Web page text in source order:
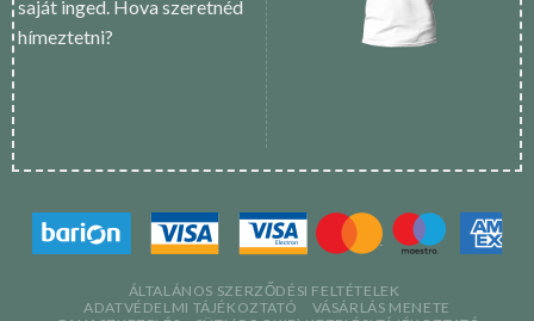
saját inged. Hova szeretnéd
hímeztetni?
ÁLTALÁNOS SZERZŐDÉSI FELTÉTELEK
ADATVÉDELMI TÁJÉKOZTATÓ
VÁSÁRLÁS MENETE